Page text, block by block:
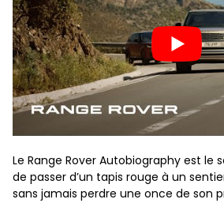
Le Range Rover Autobiography est le
de passer d’un tapis rouge à un
sans jamais perdre une once de son